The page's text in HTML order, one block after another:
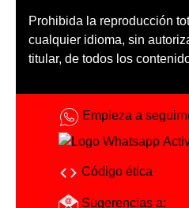
Prohibida la reproducción
cualquier idioma, sin
titular, de todos los
Empieza a
Código ética
Sugerencias a: